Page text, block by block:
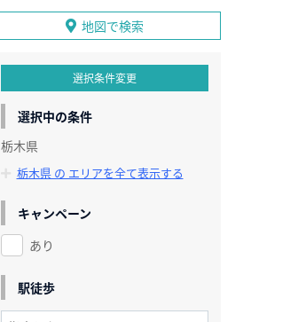
地図で検索
選択条件変更
選択中の条件
栃木県
栃木県 の エリアを全て表示する
キャンペーン
あり
駅徒歩